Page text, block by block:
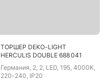
ТОРШЕР DEKO-LIGHT
HERCULIS DOUBLE 688 041
Германия, 2, 2, LED, 195, 4000K,
220-240, IP20